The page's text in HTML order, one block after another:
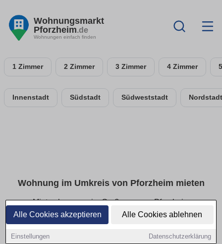
Alle Cookies akzeptieren Alle Cookies ablehnen
Einstellungen Datenschutzerklärung
Wohnungsmarkt
Pforzheim.de
Wohnungen einfach finden
1 Zimmer 2 Zimmer 3 Zimmer 4 Zimmer
Innenstadt Südstadt Südweststadt Nordstadt
Wohnung im Umkreis von Pforzheim mieten
Mietwohnungen im Großraum von Pforzheim
Aktuelle Angebote für Mietwohnungen im Umkreis von
provisionsfrei von privat oder dem Profi.